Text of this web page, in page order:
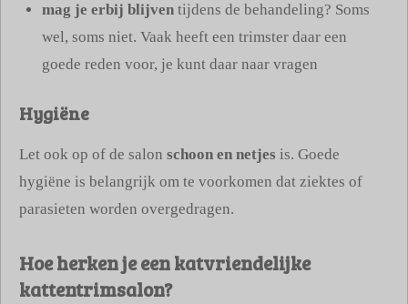
mag je erbij blijven tijdens de behandeling? Soms
wel, soms niet. Vaak heeft een trimster daar een
goede reden voor, je kunt daar naar vragen
Hygiëne
Let ook op of de salon schoon en netjes is. Goede
hygiëne is belangrijk om te voorkomen dat ziektes of
parasieten worden overgedragen.
Hoe herken je een katvriendelijke
kattentrimsalon?